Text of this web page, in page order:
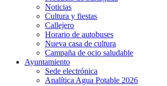
Noticias
Cultura y fiestas
Callejero
Horario de autobuses
Nueva casa de cultura
Campaña de ocio saludable
Ayuntamiento
Sede electrónica
Analítica Agua Potable 2026